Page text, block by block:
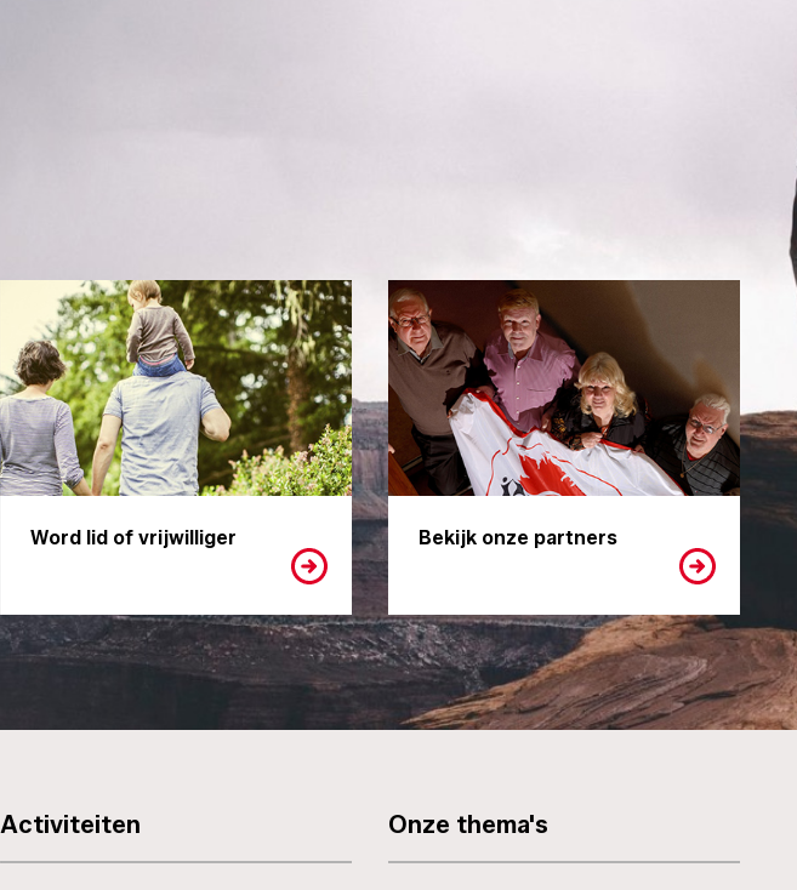
Word lid of vrijwilliger Bekijk onze partners
Activiteiten Onze thema's